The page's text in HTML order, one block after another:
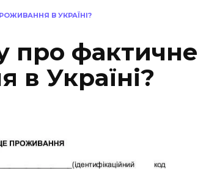
В УКРАЇНІ?
про фактичне
в Україні?